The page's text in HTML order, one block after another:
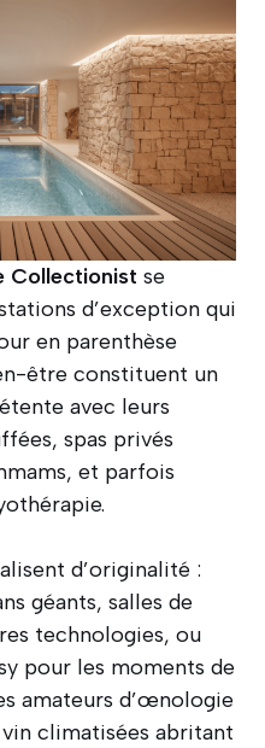
Collectionist se
d’exception qui
en parenthèse
être constituent un
avec leurs
spas privés
et parfois
d’originalité :
géants, salles de
technologies, ou
pour les moments de
amateurs d’œnologie
climatisées abritant